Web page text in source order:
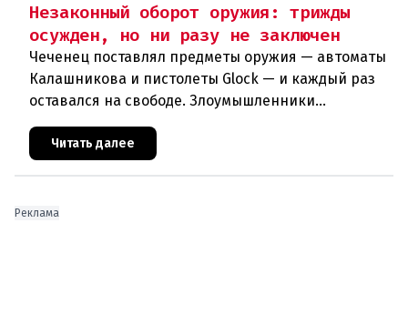
Незаконный оборот оружия: трижды
осужден, но ни разу не заключен
Чеченец поставлял предметы оружия — автоматы
Калашникова и пистолеты Glock — и каждый раз
оставался на свободе. Злоумышленники
используют незаконный оборот оружия в своих
террористических планах. Куйт
Читать далее
Реклама